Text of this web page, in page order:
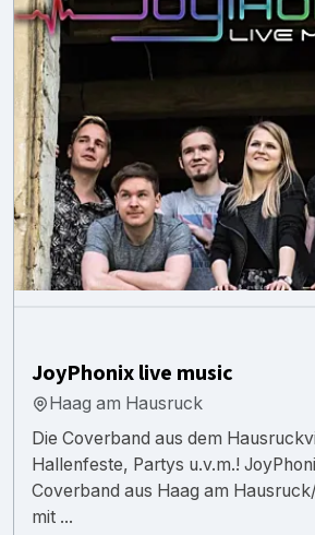
JoyPhonix live music
Haag am Hausruck
Die Coverband aus dem
Hallenfeste, Partys u.v.m.!
Coverband aus Haag am
mit ...